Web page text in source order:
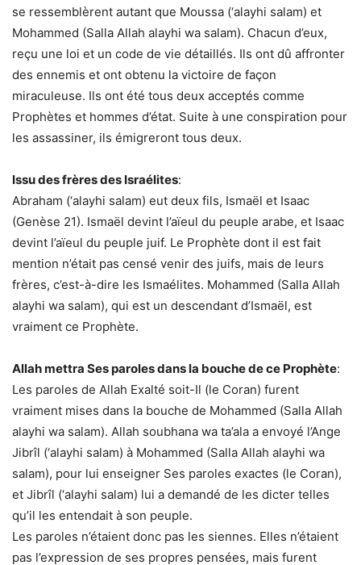
se ressemblèrent autant que Moussa (‘alayhi salam) et
Mohammed (Salla Allah alayhi wa salam). Chacun d’eux,
reçu une loi et un code de vie détaillés. Ils ont dû affronter
des ennemis et ont obtenu la victoire de façon
miraculeuse. Ils ont été tous deux acceptés comme
Prophètes et hommes d’état. Suite à une conspiration pour
les assassiner, ils émigreront tous deux.
Issu des frères des Israélites:
Abraham (‘alayhi salam) eut deux fils, Ismaël et Isaac
(Genèse 21). Ismaël devint l’aïeul du peuple arabe, et Isaac
devint l’aïeul du peuple juif. Le Prophète dont il est fait
mention n’était pas censé venir des juifs, mais de leurs
frères, c’est-à-dire les Ismaélites. Mohammed (Salla Allah
alayhi wa salam), qui est un descendant d’Ismaël, est
vraiment ce Prophète.
Allah mettra Ses paroles dans la bouche de ce Prophète:
Les paroles de Allah Exalté soit-Il (le Coran) furent
vraiment mises dans la bouche de Mohammed (Salla Allah
alayhi wa salam). Allah soubhana wa ta’ala a envoyé l’Ange
Jibrîl (‘alayhi salam) à Mohammed (Salla Allah alayhi wa
salam), pour lui enseigner Ses paroles exactes (le Coran),
et Jibrîl (‘alayhi salam) lui a demandé de les dicter telles
qu’il les entendait à son peuple.
Les paroles n’étaient donc pas les siennes. Elles n’étaient
pas l’expression de ses propres pensées, mais furent